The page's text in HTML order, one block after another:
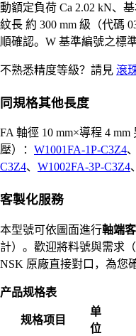
動額定負荷 Ca 2.02 kN、
紋長 約 300 mm 級（代碼
順確認。W 基準編號之標
不熟悉精度等級？請見 滾
同規格其他長度
FA 軸徑 10 mm×導程 4
壓）： W1001FA-1P-C3Z4、
C3Z4、 W1002FA-3P-C3Z4、
客製化服務
本型號可依圖面進行軸端
計）。歡迎將料號與需求
NSK 原廠直接對口，為您
产品规格表
规格项目
单
位